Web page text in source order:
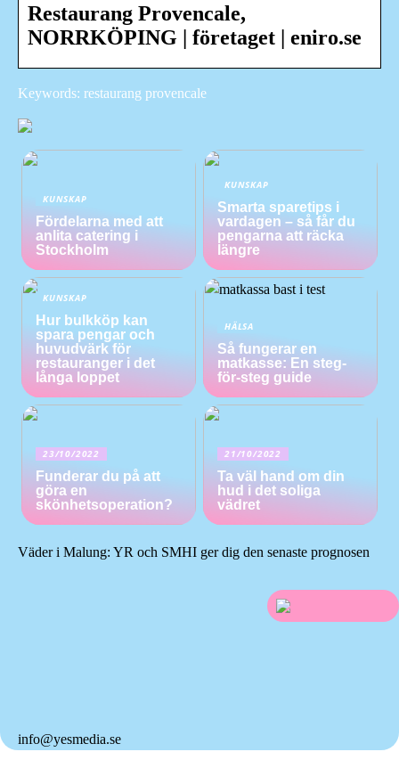
Restaurang Provencale,
NORRKÖPING | företaget | eniro.se
Keywords: restaurang provencale
KUNSKAP
Fördelarna med att
anlita catering i
Stockholm
KUNSKAP
Smarta sparetips i
vardagen – så får du
pengarna att räcka
längre
KUNSKAP
Hur bulkköp kan
spara pengar och
huvudvärk för
restauranger i det
långa loppet
HÄLSA
Så fungerar en
matkasse: En steg-
för-steg guide
23/10/2022
Funderar du på att
göra en
skönhetsoperation?
21/10/2022
Ta väl hand om din
hud i det soliga
vädret
Väder i Malung: YR och SMHI ger dig den senaste prognosen
info@yesmedia.se